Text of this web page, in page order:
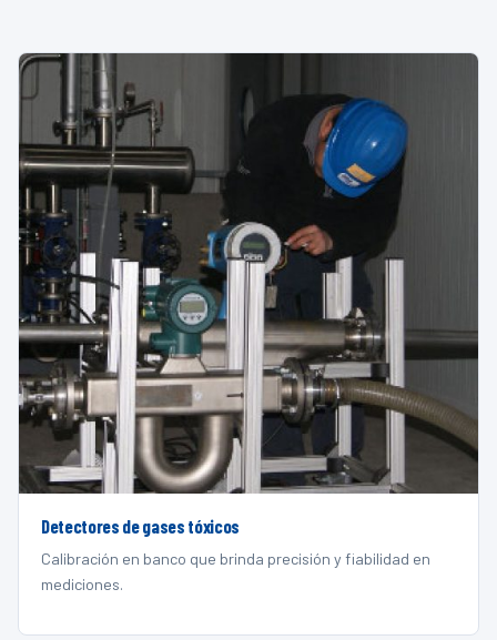
Detectores de gases tóxicos
Calibración en banco que brinda precisión y fiabilidad en
mediciones.